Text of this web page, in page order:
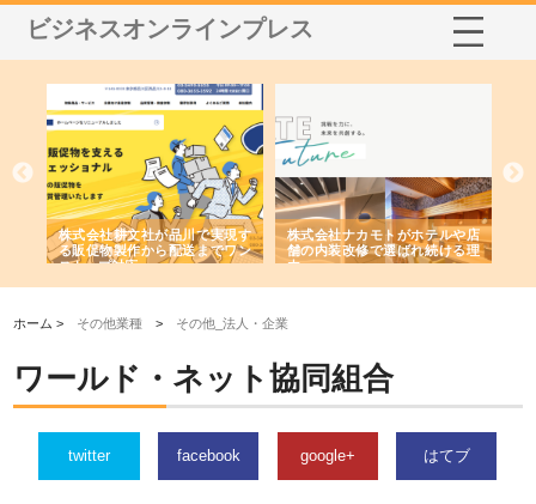
ビジネスオンラインプレス
株式会社耕文社が品川で実現す
る販促物製作から配送までワン
ストップ対応
株式会社ナカモトがホテルや店
舗の内装改修で選ばれ続ける理
由
ホーム > その他業種 > その他_法人・企業
ワールド・ネット協同組合
twitter facebook google+ はてブ